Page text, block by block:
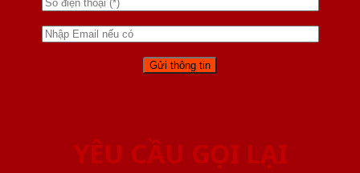
YÊU CẦU GỌI LẠI